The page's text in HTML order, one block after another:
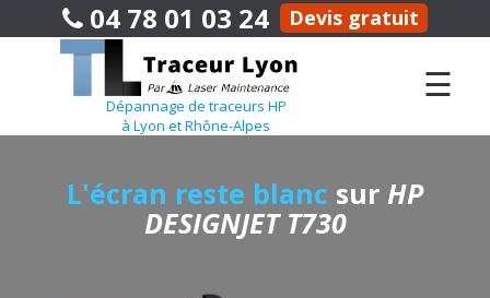
04 78 01 03 24 Devis gratuit
Dépannage de traceurs HP
à Lyon et Rhône-Alpes
☰
L'écran reste blanc sur HP
DESIGNJET T730